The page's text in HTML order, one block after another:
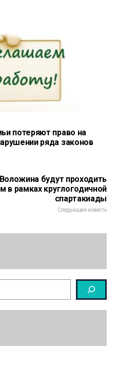
потеряют право на
ряда законов
будут проходить
в рамках круглогодичной
спартакиады
Следующая новость